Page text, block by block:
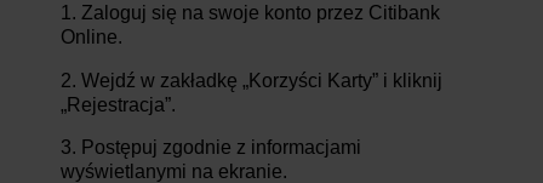
1. Zaloguj się na swoje konto przez Citibank
Online.
2. Wejdź w zakładkę „Korzyści Karty” i kliknij
„Rejestracja”.
3. Postępuj zgodnie z informacjami
wyświetlanymi na ekranie.